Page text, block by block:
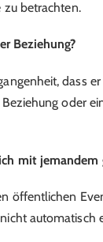
zu betrachten.
Beziehung?
dass
oder
mit jemandem
öffentlichen
automatisch